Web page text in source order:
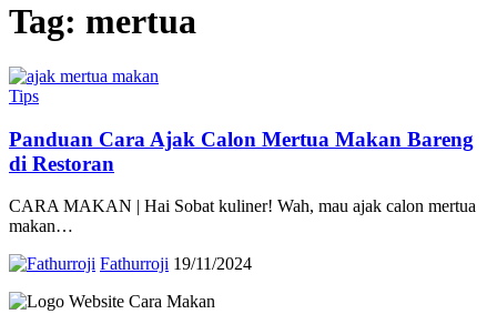
Tag: mertua
Tips
Panduan Cara Ajak Calon Mertua Makan Bareng
di Restoran
CARA MAKAN | Hai Sobat kuliner! Wah, mau ajak calon mertua
makan…
Fathurroji 19/11/2024